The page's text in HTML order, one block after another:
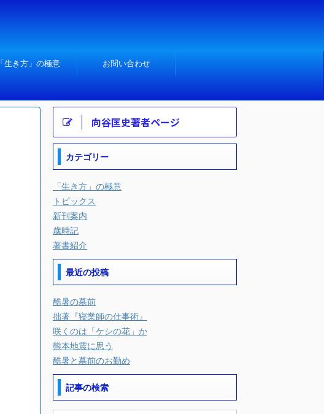
「生き方」の極意 お問い合わせ
向谷匡史著者ページ
カテゴリー
「生き方」の極意
トピックス
新刊案内
歳時記
著書紹介
最近の投稿
酷暑の墓前
拙著『寝業師の仕事術』
咲くのは「ケシの花」か
熊本地震に思う
酷暑と墓前のお勤め
記事の検索